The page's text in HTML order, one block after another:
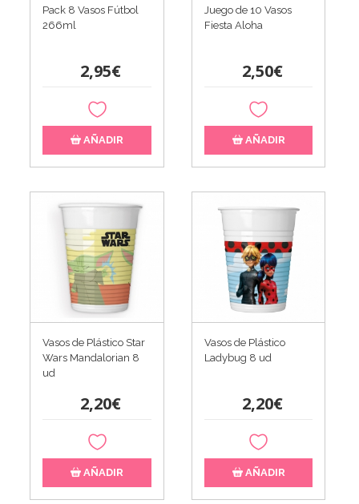
Pack 8 Vasos Fútbol
266ml
2,95€
AÑADIR
Juego de 10 Vasos
Fiesta Aloha
2,50€
AÑADIR
Vasos de Plástico Star
Wars Mandalorian 8
ud
2,20€
AÑADIR
Vasos de Plástico
Ladybug 8 ud
2,20€
AÑADIR